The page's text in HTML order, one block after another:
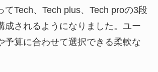
てTech、Tech plus、Tech proの3段
成されるようになりました。ユー
予算に合わせて選択できる柔軟な